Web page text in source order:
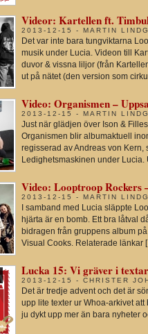
Videor: Kartellen ft.
2013-12-15 - MARTIN
Det var inte bara tungviktarna
musik under Lucia. Videon till
duvor & vissna liljor (från
ut på nätet (den version som
Video: Organismen –
2013-12-15 - MARTIN
Just när glädjen över Ison &
Organismen blir albumaktuell
regisserad av Andreas von
Ledighetsmaskinen under
Video: Looptroop Rockers
2013-12-15 - MARTIN
I samband med Lucia släppte
hjärta är en bomb. Ett bra låtval
bidragen från gruppens album
Visual Cooks. Relaterade länkar
Lucka 15: Vi gräver i
2013-12-15 - CHRISTER
Det är tredje advent och det är
upp lite texter ur Whoa-arkivet
ju dykt upp mer än bara nyheter